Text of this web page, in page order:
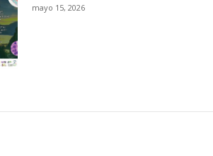
mayo 15, 2026